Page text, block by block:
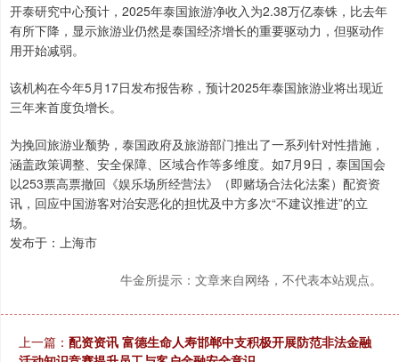
开泰研究中心预计，2025年泰国旅游净收入为2.38万亿泰铢，比去年
有所下降，显示旅游业仍然是泰国经济增长的重要驱动力，但驱动作
用开始减弱。
该机构在今年5月17日发布报告称，预计2025年泰国旅游业将出现近
三年来首度负增长。
为挽回旅游业颓势，泰国政府及旅游部门推出了一系列针对性措施，
涵盖政策调整、安全保障、区域合作等多维度。如7月9日，泰国国会
以253票高票撤回《娱乐场所经营法》（即赌场合法化法案）配资资
讯，回应中国游客对治安恶化的担忧及中方多次“不建议推进”的立
场。
发布于：上海市
牛金所提示：文章来自网络，不代表本站观点。
上一篇： 配资资讯 富德生命人寿邯郸中支积极开展防范非法金融